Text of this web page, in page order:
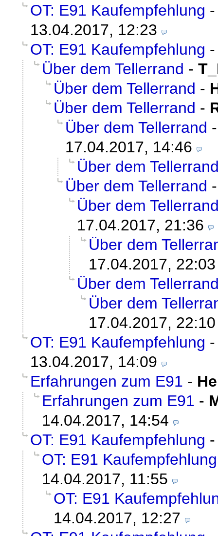
OT: E91 Kaufempfehlung
13.04.2017, 12:23
OT: E91 Kaufempfehlung
Über dem Tellerrand -
Über dem Tellerrand -
Über dem Tellerrand -
Über dem Tellerrand
17.04.2017, 14:46
Über dem
Über dem Tellerrand
Über dem
17.04.2017, 21:36
Über dem
17.04.2017, 22:03
Über dem
Über dem
17.04.2017, 22:10
OT: E91 Kaufempfehlung
13.04.2017, 14:09
Erfahrungen zum E91 -
Erfahrungen zum E91 -
14.04.2017, 14:54
OT: E91 Kaufempfehlung
OT: E91 Kaufempfehlung
14.04.2017, 11:55
OT: E91
14.04.2017, 12:27